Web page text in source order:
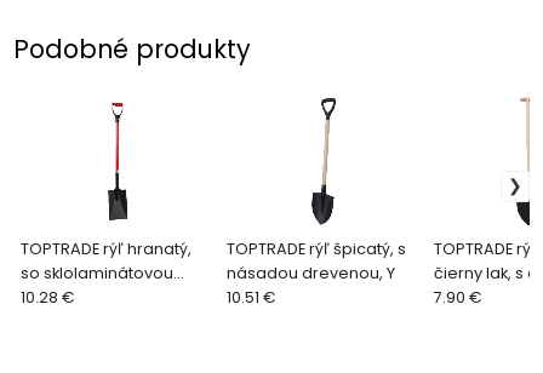
Podobné produkty
TOPTRADE rýľ hranatý,
so sklolaminátovou
násadou "Y"
10.28 €
TOPTRADE rýľ špicatý, s
násadou drevenou, Y
10.51 €
TOPTRADE
čierny lak, s
násadou "T"
7.90 €